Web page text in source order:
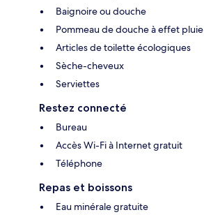
Baignoire ou douche
Pommeau de douche à effet pluie
Articles de toilette écologiques
Sèche-cheveux
Serviettes
Restez connecté
Bureau
Accès Wi-Fi à Internet gratuit
Téléphone
Repas et boissons
Eau minérale gratuite